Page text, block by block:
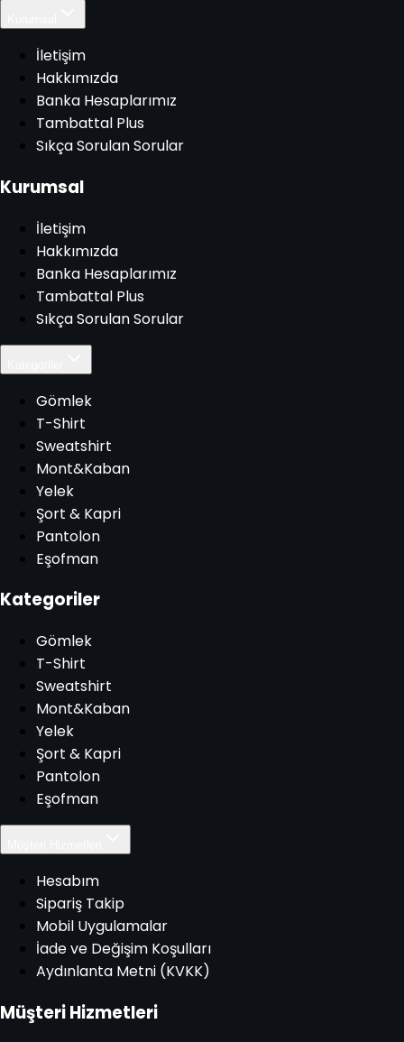
İletişim
Hakkımızda
Banka Hesaplarımız
Tambattal Plus
Sıkça Sorulan Sorular
Kurumsal
İletişim
Hakkımızda
Banka Hesaplarımız
Tambattal Plus
Sıkça Sorulan Sorular
Gömlek
T-Shirt
Sweatshirt
Mont&Kaban
Yelek
Şort & Kapri
Pantolon
Eşofman
Kategoriler
Gömlek
T-Shirt
Sweatshirt
Mont&Kaban
Yelek
Şort & Kapri
Pantolon
Eşofman
Hesabım
Sipariş Takip
Mobil Uygulamalar
İade ve Değişim Koşulları
Aydınlanta Metni (KVKK)
Müşteri Hizmetleri